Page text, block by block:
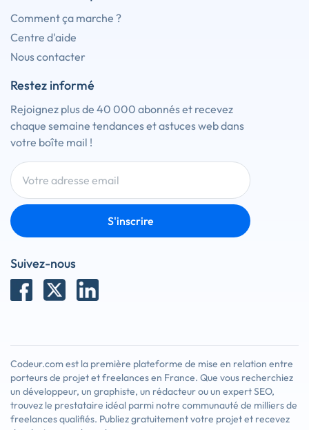
Comment ça marche ?
Centre d'aide
Nous contacter
Restez informé
Rejoignez plus de 40 000 abonnés et recevez
chaque semaine tendances et astuces web dans
votre boîte mail !
S'inscrire
Suivez-nous
Codeur.com est la première plateforme de mise en relation entre
porteurs de projet et freelances en France. Que vous recherchiez
un développeur, un graphiste, un rédacteur ou un expert SEO,
trouvez le prestataire idéal parmi notre communauté de milliers de
freelances qualifiés. Publiez gratuitement votre projet et recevez